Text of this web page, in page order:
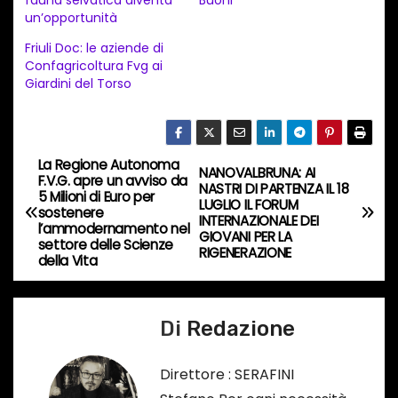
e
t
o
c
o
r
s
o
…
un’opportunità
Friuli Doc: le aziende di
Confagricoltura Fvg ai
Giardini del Torso
N
a
v
i
NANOVALBRUNA: AI
NASTRI DI PARTENZA IL 18
LUGLIO IL FORUM
INTERNAZIONALE DEI
GIOVANI PER LA
RIGENERAZIONE
La Regione Autonoma
F.V.G. apre un avviso da
5 Milioni di Euro per
sostenere
l’ammodernamento nel
settore delle Scienze
della Vita
Di Redazione
Direttore : SERAFINI